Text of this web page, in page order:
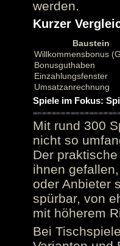
werden.
Kurzer
Baustein
Willkommensbonus
Bonusguthaben
Einzahlungsfenster
Umsatzanrechnung
Spiele im Fokus:
Mit rund 300
nicht so
Der
ihnen
oder Anbieter
spürbar, von
mit höherem
Bei